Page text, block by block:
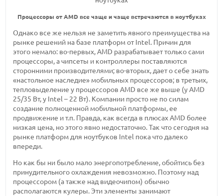
Процессоры от AMD все чаще и чаще встречаются в ноутбуках
Однако все же нельзя не заметить явного преимущества на
рынке решений на базе платформ от Intel. Причин для
этого немало: во-первых, AMD разрабатывает только сами
процессоры, а чипсеты и контроллеры поставляются
сторонними производителями; во-вторых, дает о себе знать
«настольное наследие» мобильных процессоров; в третьих,
тепловыделение у процессоров AMD все же выше (у AMD
25/35 Вт, у Intel – 22 Вт). Компании просто не по силам
создание полноценной мобильной платформы, ее
продвижение и т.п. Правда, как всегда в плюсах AMD более
низкая цена, но этого явно недостаточно. Так что сегодня на
рынке платформ для ноутбуков Intel пока что далеко
впереди.
Но как бы ни было мало энергопотребление, обойтись без
принудительного охлаждения невозможно. Поэтому над
процессором (а также над видеочипом) обычно
располагаются кулеры. Эти элементы занимают